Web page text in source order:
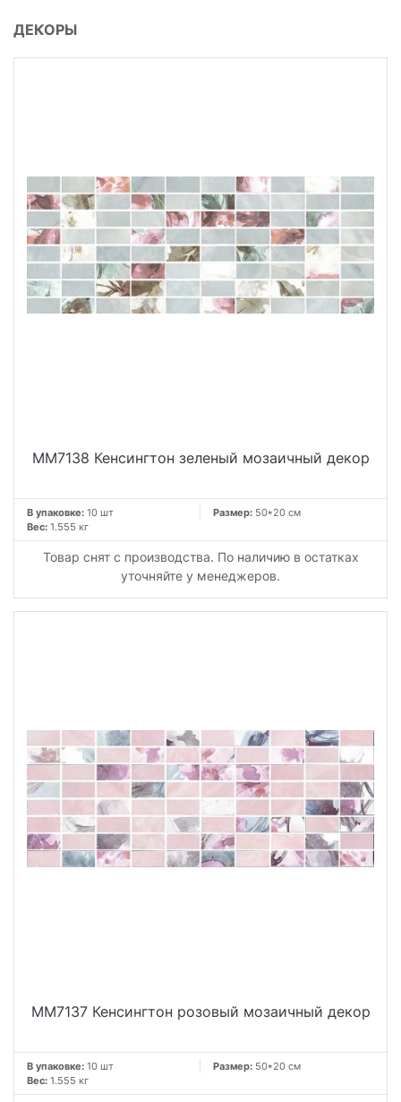
ДЕКОРЫ
MM7138 Кенсингтон зеленый мозаичный декор
В упаковке: 10 шт Размер: 50*20 см
Вес: 1.555 кг
Товар снят с производства. По наличию в остатках
уточняйте у менеджеров.
MM7137 Кенсингтон розовый мозаичный декор
В упаковке: 10 шт Размер: 50*20 см
Вес: 1.555 кг